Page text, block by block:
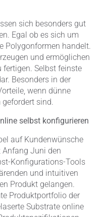
sich besonders gut
Egal ob es sich um
Polygonformen handelt.
und ermöglichen
Selbst feinste
Besonders in der
wenn dünne
sind.
selbst konfigurieren
auf Kundenwünsche
Anfang Juni den
Konfigurations-Tools
und intuitiven
Produkt gelangen.
Produktportfolio der
Substrate online